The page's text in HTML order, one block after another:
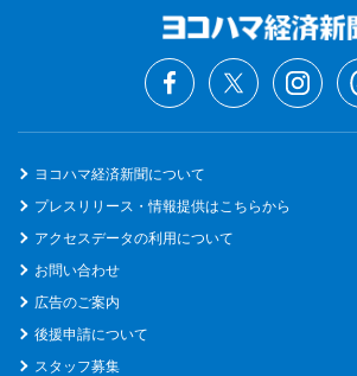
ヨコハマ経済新聞について
プレスリリース・情報提供はこちらから
アクセスデータの利用について
お問い合わせ
広告のご案内
後援申請について
スタッフ募集